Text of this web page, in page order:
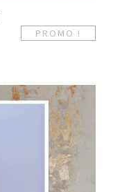
PROMO !